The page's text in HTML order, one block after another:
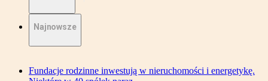
Najnowsze
Fundacje rodzinne inwestują w nieruchomości i energetykę.